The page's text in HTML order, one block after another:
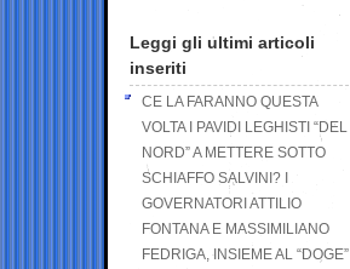
Leggi gli ultimi articoli
inseriti
CE LA FARANNO QUESTA
VOLTA I PAVIDI LEGHISTI “DEL
NORD” A METTERE SOTTO
SCHIAFFO SALVINI? I
GOVERNATORI ATTILIO
FONTANA E MASSIMILIANO
FEDRIGA, INSIEME AL “DOGE”